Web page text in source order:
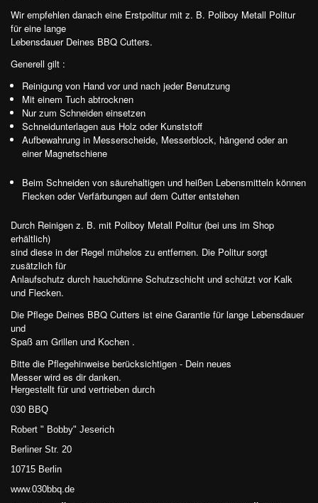
Wir empfehlen danach eine Erstpolitur mit z. B. Poliboy Metall Politur
für eine lange
Lebensdauer Deines BBQ Cutters.
Generell gilt :
Reinigung von Hand vor und nach jeder Benutzung
Mit einem Tuch abtrocknen
Nur zum Schneiden einsetzen
Schneidunterlagen aus Holz oder Kunststoff
Aufbewahrung in Messerscheide, Messerblock, hängend oder an
einer Magnetschiene
Beim Schneiden von säurehaltigen und heißen Lebensmitteln können
Flecken oder Verfärbungen auf dem Cutter entstehen
Durch Reinigen z. B. mit Poliboy Metall Politur (bei uns im Shop
erhältlich)
sind diese in der Regel mühelos zu entfernen. Die Politur sorgt
zusätzlich für
Anlaufschutz durch hauchdünne Schutzschicht und schützt vor Kalk
und Flecken.
Die Pflege Deines BBQ Cutters ist eine Garantie für lange Lebensdauer
und
Spaß am Grillen und Kochen .
Bitte die Pflegehinweise berücksichtigen - Dein neues
Messer wird es dir danken.
Hergestellt für und vertrieben durch
030 BBQ
Robert " Bobby" Jeserich
Berliner Str. 20
10715 Berlin
www.030bbq.de